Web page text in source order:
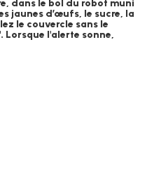
dans le bol du robot muni
jaunes d’œufs, le sucre, la
le couvercle sans le
Lorsque l'alerte sonne,